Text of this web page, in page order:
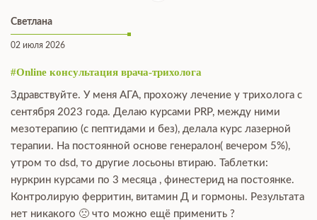
Светлана
02 июля 2026
#Online консультация врача-трихолога
Здравствуйте. У меня АГА, прохожу лечение у трихолога с
сентября 2023 года. Делаю курсами PRP, между ними
мезотерапию (с пептидами и без), делала курс лазерной
терапии. На постоянной основе генералон( вечером 5%),
утром то dsd, то другие лосьоны втираю. Таблетки:
нуркрин курсами по 3 месяца , финестерид на постоянке.
Контролирую ферритин, витамин Д и гормоны. Результата
нет никакого 🙁 что можно ещё применить ?